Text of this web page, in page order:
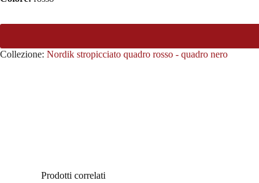
Collezione: Nordik stropicciato quadro rosso - quadro nero
Prodotti correlati